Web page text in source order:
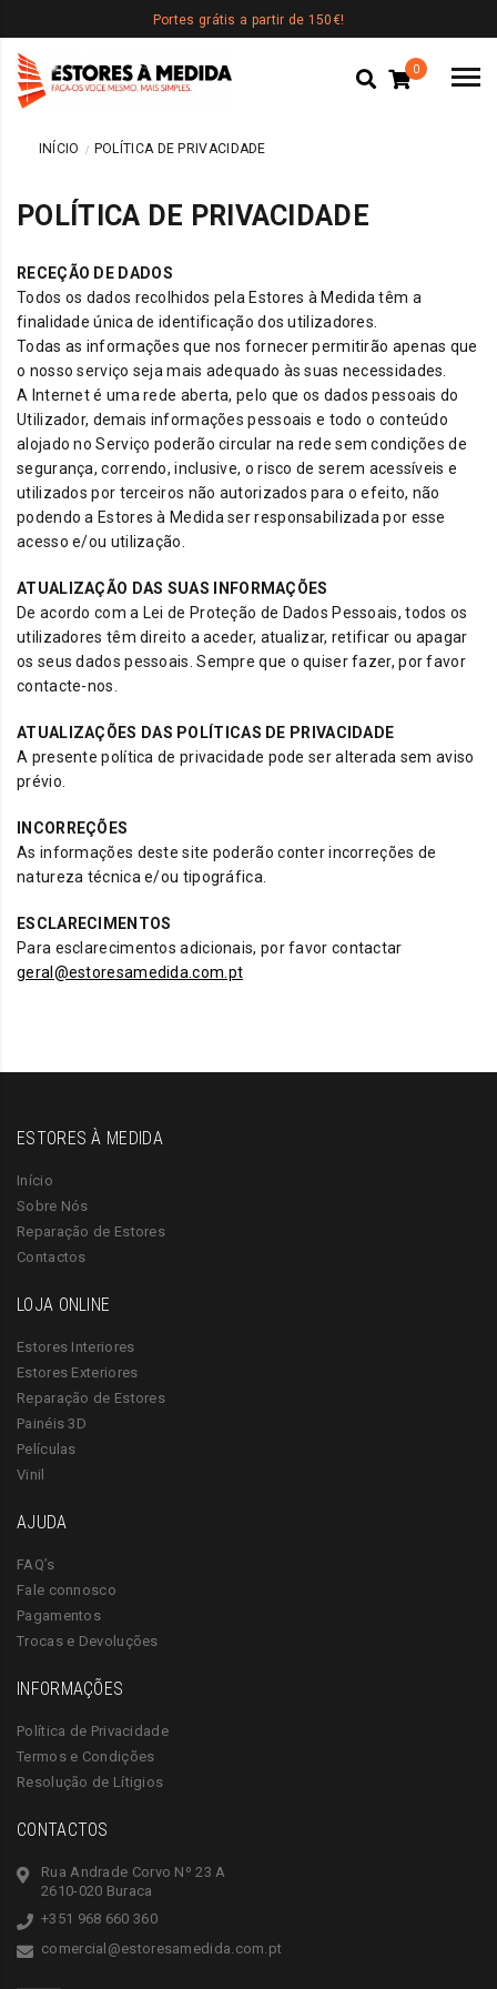
Portes grátis a partir de 150€!
0
INÍCIO POLÍTICA DE PRIVACIDADE
POLÍTICA DE PRIVACIDADE
RECEÇÃO DE DADOS
Todos os dados recolhidos pela Estores à Medida têm a
finalidade única de identificação dos utilizadores.
Todas as informações que nos fornecer permitirão apenas que
o nosso serviço seja mais adequado às suas necessidades.
A Internet é uma rede aberta, pelo que os dados pessoais do
Utilizador, demais informações pessoais e todo o conteúdo
alojado no Serviço poderão circular na rede sem condições de
segurança, correndo, inclusive, o risco de serem acessíveis e
utilizados por terceiros não autorizados para o efeito, não
podendo a Estores à Medida ser responsabilizada por esse
acesso e/ou utilização.
ATUALIZAÇÃO DAS SUAS INFORMAÇÕES
De acordo com a Lei de Proteção de Dados Pessoais, todos os
utilizadores têm direito a aceder, atualizar, retificar ou apagar
os seus dados pessoais. Sempre que o quiser fazer, por favor
contacte-nos.
ATUALIZAÇÕES DAS POLÍTICAS DE PRIVACIDADE
A presente política de privacidade pode ser alterada sem aviso
prévio.
INCORREÇÕES
As informações deste site poderão conter incorreções de
natureza técnica e/ou tipográfica.
ESCLARECIMENTOS
Para esclarecimentos adicionais, por favor contactar
geral@estoresamedida.com.pt
ESTORES À MEDIDA
Início
Sobre Nós
Reparação de Estores
Contactos
LOJA ONLINE
Estores Interiores
Estores Exteriores
Reparação de Estores
Painéis 3D
Películas
Vinil
AJUDA
FAQ’s
Fale connosco
Pagamentos
Trocas e Devoluções
INFORMAÇÕES
Política de Privacidade
Termos e Condições
Resolução de Lítigios
CONTACTOS
Rua Andrade Corvo Nº 23 A
2610-020 Buraca
+351 968 660 360
comercial@estoresamedida.com.pt